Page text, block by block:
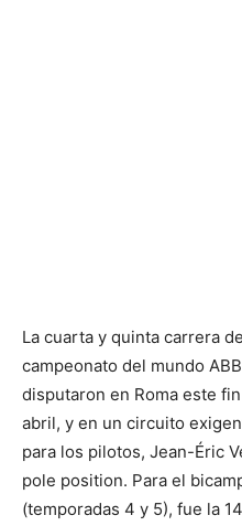
La cuarta y quinta carrera
campeonato del mundo
disputaron en Roma este
abril, y en un circuito
para los pilotos, Jean-Éric
pole position. Para el
(temporadas 4 y 5), fue la